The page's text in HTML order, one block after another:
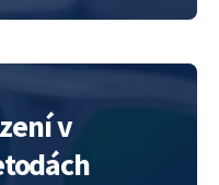
detekce a
těchto
v